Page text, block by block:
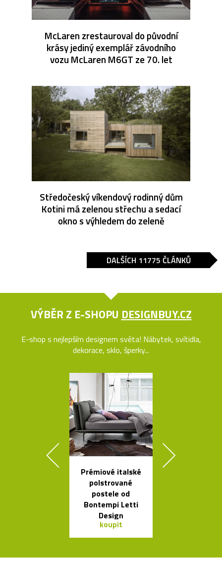
McLaren zrestauroval do původní
krásy jediný exemplář závodního
vozu McLaren M6GT ze 70. let
Středočeský víkendový rodinný dům
Kotini má zelenou střechu a sedací
okno s výhledem do zeleně
DALŠÍCH 11775 ČLÁNKŮ
VÝBĚR Z E-SHOPU DESIGNBUY.CZ
E-shop s nejlepším designem světa! Nábytek, svítidla,
dekorace, sklo, šperky...
Prémiové italské
polstrované
postele od
Bontempi Letti
Design
koupit